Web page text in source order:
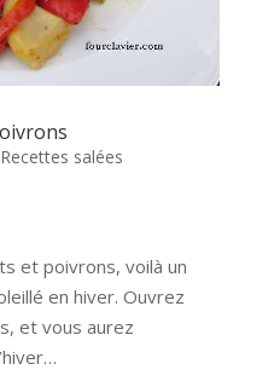
Recettes salées
et poivrons, voilà un
en hiver. Ouvrez
et vous aurez